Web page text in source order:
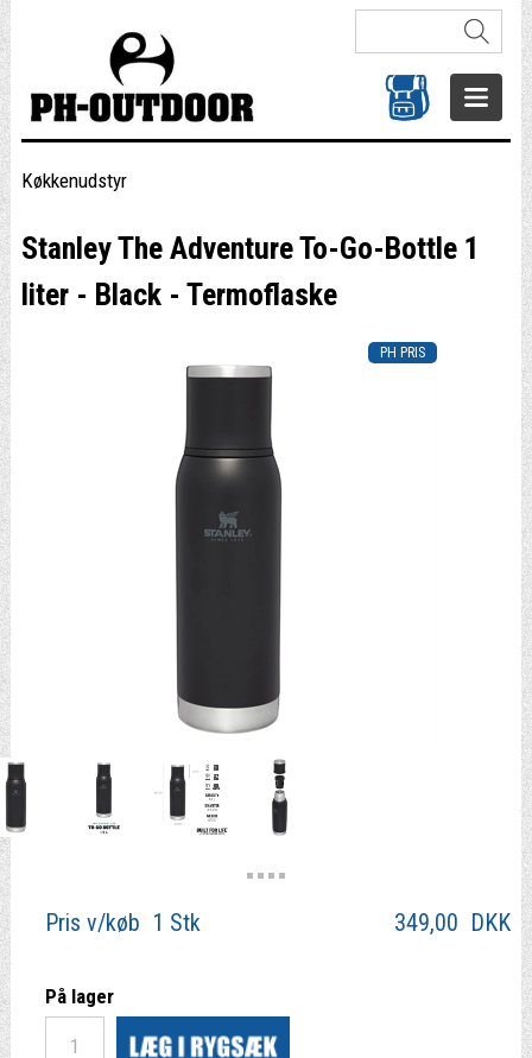
Køkkenudstyr
Stanley The Adventure To-Go-Bottle 1
liter - Black - Termoflaske
Pris v/køb 1 Stk 349,00 DKK
På lager